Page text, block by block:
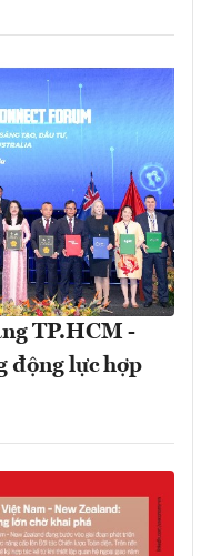
TP.HCM -
động lực hợp